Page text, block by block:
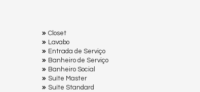
Closet
Lavabo
Entrada de Serviço
Banheiro de Serviço
Banheiro Social
Suíte Master
Suíte Standard